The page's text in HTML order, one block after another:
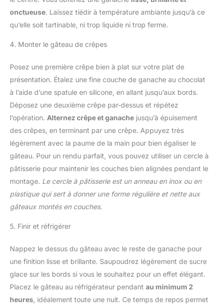
onctueuse. Laissez tiédir à température ambiante jusqu’à ce
qu’elle soit tartinable, ni trop liquide ni trop ferme.
4. Monter le gâteau de crêpes
Posez une première crêpe bien à plat sur votre plat de
présentation. Étalez une fine couche de ganache au chocolat
à l’aide d’une spatule en silicone, en allant jusqu’aux bords.
Déposez une deuxième crêpe par-dessus et répétez
l’opération. Alternez crêpe et ganache jusqu’à épuisement
des crêpes, en terminant par une crêpe. Appuyez très
légèrement avec la paume de la main pour bien égaliser le
gâteau. Pour un rendu parfait, vous pouvez utiliser un cercle à
pâtisserie pour maintenir les couches bien alignées pendant le
montage. Le cercle à pâtisserie est un anneau en inox ou en
plastique qui sert à donner une forme régulière et nette aux
gâteaux montés en couches.
5. Finir et réfrigérer
Nappez le dessus du gâteau avec le reste de ganache pour
une finition lisse et brillante. Saupoudrez légèrement de sucre
glace sur les bords si vous le souhaitez pour un effet élégant.
Placez le gâteau au réfrigérateur pendant au minimum 2
heures , idéalement toute une nuit. Ce temps de repos permet